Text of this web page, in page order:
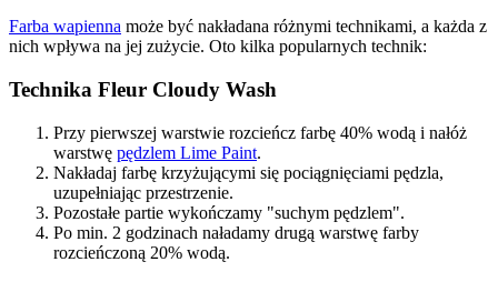
Farba wapienna może być nakładana różnymi technikami, a każda z
nich wpływa na jej zużycie. Oto kilka popularnych technik:
Technika Fleur Cloudy Wash
Przy pierwszej warstwie rozcieńcz farbę 40% wodą i nałóż
warstwę pędzlem Lime Paint.
Nakładaj farbę krzyżującymi się pociągnięciami pędzla,
uzupełniając przestrzenie.
Pozostałe partie wykończamy "suchym pędzlem".
Po min. 2 godzinach naładamy drugą warstwę farby
rozcieńczoną 20% wodą.